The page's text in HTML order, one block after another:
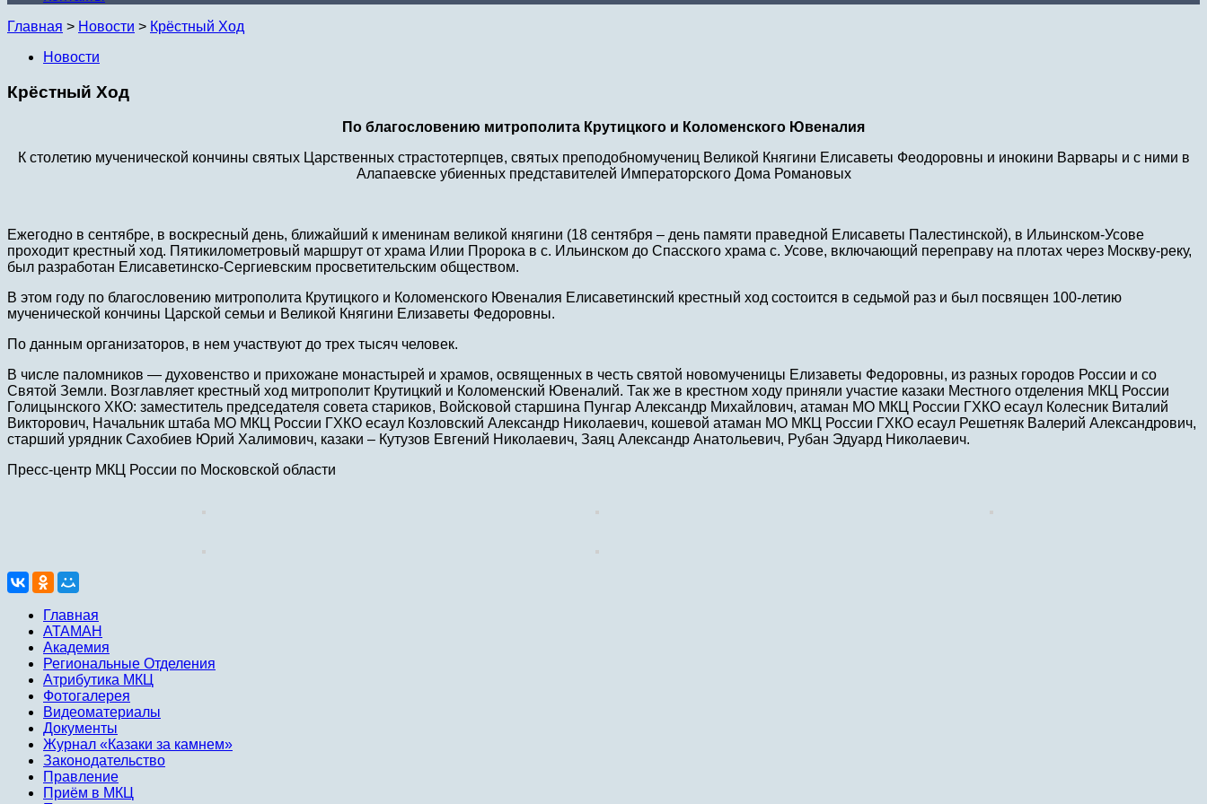
Главная > Новости > Крёстный Ход
Новости
Крёстный Ход
По благословению митрополита Крутицкого и Коломенского Ювеналия
К столетию мученической кончины святых Царственных страстотерпцев, святых преподобномучениц Великой Княгини Елисаветы Феодоровны и инокини Варвары и с ними в
Алапаевске убиенных представителей Императорского Дома Романовых
Ежегодно в сентябре, в воскресный день, ближайший к именинам великой княгини (18 сентября – день памяти праведной Елисаветы Палестинской), в Ильинском-Усове
проходит крестный ход. Пятикилометровый маршрут от храма Илии Пророка в с. Ильинском до Спасского храма с. Усове, включающий переправу на плотах через Москву-реку,
был разработан Елисаветинско-Сергиевским просветительским обществом.
В этом году по благословению митрополита Крутицкого и Коломенского Ювеналия Елисаветинский крестный ход состоится в седьмой раз и был посвящен 100-летию
мученической кончины Царской семьи и Великой Княгини Елизаветы Федоровны.
По данным организаторов, в нем участвуют до трех тысяч человек.
В числе паломников — духовенство и прихожане монастырей и храмов, освященных в честь святой новомученицы Елизаветы Федоровны, из разных городов России и со
Святой Земли. Возглавляет крестный ход митрополит Крутицкий и Коломенский Ювеналий. Так же в крестном ходу приняли участие казаки Местного отделения МКЦ России
Голицынского ХКО: заместитель председателя совета стариков, Войсковой старшина Пунгар Александр Михайлович, атаман МО МКЦ России ГХКО есаул Колесник Виталий
Викторович, Начальник штаба МО МКЦ России ГХКО есаул Козловский Александр Николаевич, кошевой атаман МО МКЦ России ГХКО есаул Решетняк Валерий Александрович,
старший урядник Сахобиев Юрий Халимович, казаки – Кутузов Евгений Николаевич, Заяц Александр Анатольевич, Рубан Эдуард Николаевич.
Пресс-центр МКЦ России по Московской области
Главная
АТАМАН
Академия
Региональные Отделения
Атрибутика МКЦ
Фотогалерея
Видеоматериалы
Документы
Журнал «Казаки за камнем»
Законодательство
Правление
Приём в МКЦ